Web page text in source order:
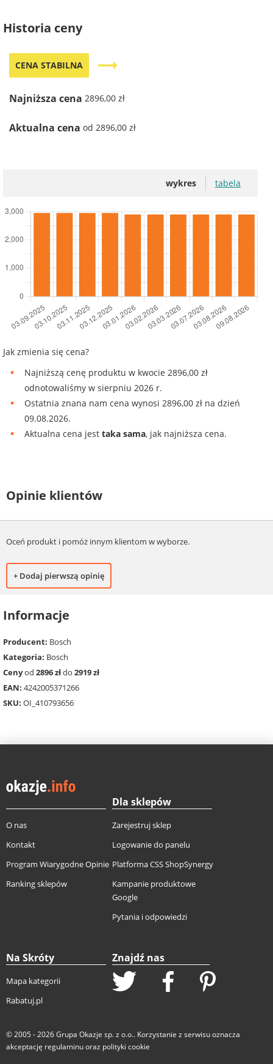
Historia ceny
CENA STABILNA trending_flat
Najniższa cena 2896,00 zł
Aktualna cena od 2896,00 zł
wykres tabela
Jak zmienia się cena?
Najniższą cenę produktu w kwocie 2896,00 zł
odnotowaliśmy w sierpniu 2026 r.
Ostatnia znana nam cena wynosi 2896,00 zł na dzień
09.08.2026.
Aktualna cena jest taka sama, jak najniższa cena.
Opinie klientów
Oceń produkt i pomóż innym klientom w wyborze.
+ Dodaj pierwszą opinię
Informacje
Producent: Bosch
Kategoria: Bosch
Cenyod 2896 złdo 2919 zł
EAN: 4242005371266
SKU: OI_410793656
O nas
Kontakt
Program Wiarygodne Opinie
Ranking sklepów
Dla sklepów
Zarejestruj sklep
Logowanie do panelu
Platforma CSS ShopSynergy
Kampanie produktowe
Google
Pytania i odpowiedzi
Na Skróty
Mapa kategorii
Rabatuj.pl
Znajdź nas
© 2005 - 2026Grupa Okazje sp. z o.o.. Korzystanie z serwisu oznacza
akceptację regulaminuoraz polityki cookie